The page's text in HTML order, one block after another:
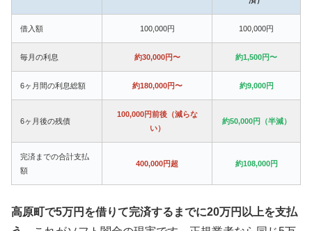
借入額 100,000円 100,000円
毎月の利息 約30,000円〜 約1,500円〜
6ヶ月間の利息総額 約180,000円〜 約9,000円
6ヶ月後の残債
100,000円前後（減らな
い）
約50,000円（半減）
完済までの合計支払
額
400,000円超 約108,000円
高原町で5万円を借りて完済するまでに20万円以上を支払